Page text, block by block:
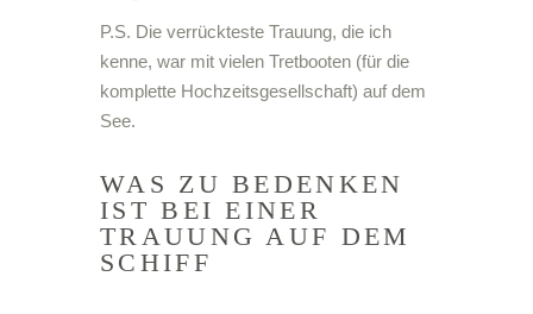
P.S. Die verrückteste Trauung, die ich
kenne, war mit vielen Tretbooten (für die
komplette Hochzeitsgesellschaft) auf dem
See.
WAS ZU BEDENKEN
IST BEI EINER
TRAUUNG AUF DEM
SCHIFF